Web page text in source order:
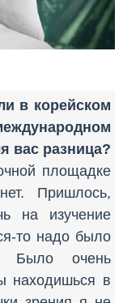
в корейском
вас разница?
площадке
Пришлось,
на изучение
то надо было
Было очень
находишься в